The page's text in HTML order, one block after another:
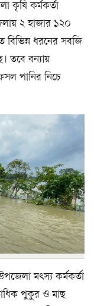
কৃষি কর্মকর্তা
২ হাজার ১২০
ধরনের সবজি
তবে বন্যায়
পানির নিচে
মৎস্য কর্মকর্তা
পুকুর ও মাছ